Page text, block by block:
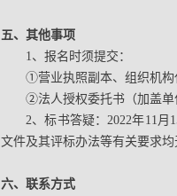
五、其他事项
1、报名时须提交：
①营业执照副本、组织机构
②法人授权委托书（加盖单
2、标书答疑：2022年11
文件及其评标办法等有关要求
六、联系方式